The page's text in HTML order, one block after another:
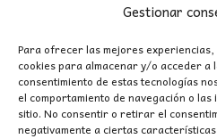
Gestionar
Para ofrecer las mejores
cookies para almacenar y/o acceder a
consentimiento de estas tecnologías
el comportamiento de navegación o
sitio. No consentir o retirar el
negativamente a ciertas